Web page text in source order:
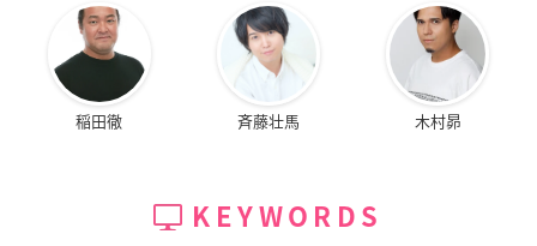
稲田徹 斉藤壮馬 木村昴
KEYWORDS